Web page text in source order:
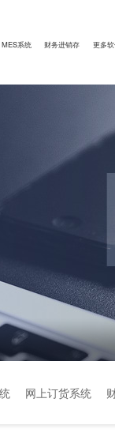
MES系统 财务进销存 更多
网上订货系统